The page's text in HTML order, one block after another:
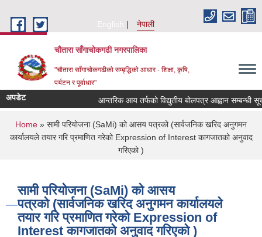
English
नेपाली
चौतारा साँगाचोकगढी नगरपालिका
"चौतारा साँगाचोकगढीको सम्बृद्धिको आधार - शिक्षा, कृषि,
पर्यटन र पूर्वाधार"
अपडेट आन्तरिक आय तर्फको विद्युतीय बोलपत्र आह्वान सम्बन्धी सूचना
You are here
Home » सामी परियोजना (SaMi) को आसय पत्रको (सार्वजनिक खरिद अनुगमन
कार्यालयले तयार गरि प्रमाणित गरेको Expression of Interest कागजातको अनुवाद
गरिएको )
सामी परियोजना (SaMi) को आसय
पत्रको (सार्वजनिक खरिद अनुगमन कार्यालयले
तयार गरि प्रमाणित गरेको Expression of
Interest कागजातको अनुवाद गरिएको )